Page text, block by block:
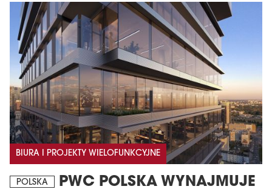
BIURA I PROJEKTY WIELOFUNKCYJNE
POLSKA
PWC POLSKA WYNAJMUJE